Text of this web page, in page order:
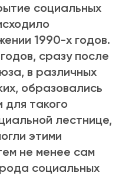
социальных
1990-х годов.
сразу после
в различных
образовались
для такого
лестнице,
этими
не менее сам
социальных